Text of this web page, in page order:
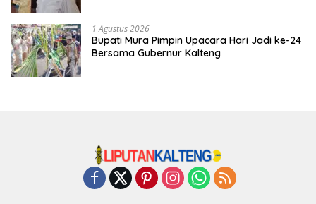
1 Agustus 2026
Bupati Mura Pimpin Upacara Hari Jadi ke-24
Bersama Gubernur Kalteng